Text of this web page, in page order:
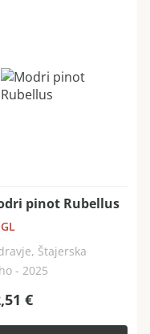
pinot Rubellus
Štajerska
- 2025
€